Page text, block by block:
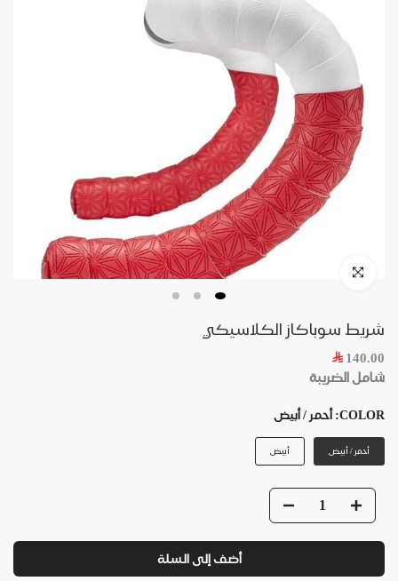
Click to enlarge
شريط سوباكاز الكلاسيكي
140.00
شامل الضريبة
COLOR: أحمر / أبيض
أحمر / أبيض أبيض
أضف إلى السلة